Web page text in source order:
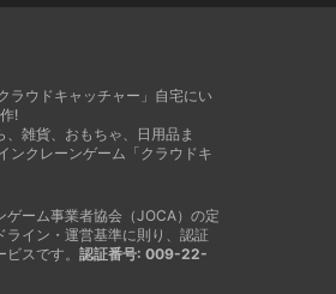
ラウドキャッチャー」自宅にい
!
雑貨、おもちゃ、日用品ま
ンクレーンゲーム「クラウドキ
ゲーム事業者協会（JOCA）の定
イン・運営基準に則り、認証
スです。 認証番号: 009-22-